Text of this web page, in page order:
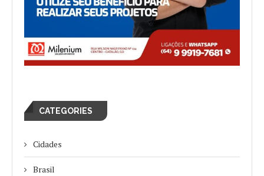
CATEGORIES
Cidades
Brasil